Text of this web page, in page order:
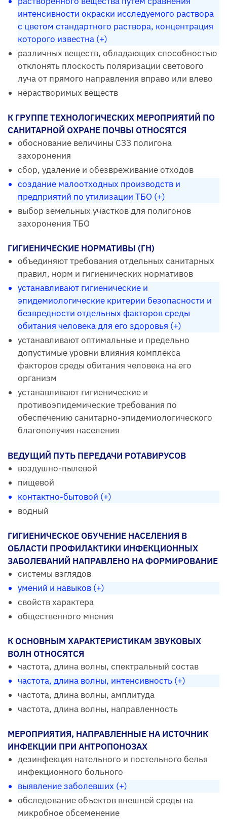
интенсивности окраски исследуемого раствора
с цветом стандартного раствора, концентрация
которого известна (+)
различных веществ, обладающих способностью
отклонять плоскость поляризации светового
луча от прямого направления вправо или влево
нерастворимых веществ
К ГРУППЕ ТЕХНОЛОГИЧЕСКИХ МЕРОПРИЯТИЙ ПО
САНИТАРНОЙ ОХРАНЕ ПОЧВЫ ОТНОСЯТСЯ
обоснование величины СЗЗ полигона
захоронения
сбор, удаление и обезвреживание отходов
создание малоотходных производств и
предприятий по утилизации ТБО (+)
выбор земельных участков для полигонов
захоронения ТБО
ГИГИЕНИЧЕСКИЕ НОРМАТИВЫ (ГН)
объединяют требования отдельных санитарных
правил, норм и гигиенических нормативов
устанавливают гигиенические и
эпидемиологические критерии безопасности и
безвредности отдельных факторов среды
обитания человека для его здоровья (+)
устанавливают оптимальные и предельно
допустимые уровни влияния комплекса
факторов среды обитания человека на его
организм
устанавливают гигиенические и
противоэпидемические требования по
обеспечению санитарно-эпидемиологического
благополучия населения
ВЕДУЩИЙ ПУТЬ ПЕРЕДАЧИ РОТАВИРУСОВ
воздушно-пылевой
пищевой
контактно-бытовой (+)
водный
ГИГИЕНИЧЕСКОЕ ОБУЧЕНИЕ НАСЕЛЕНИЯ В
ОБЛАСТИ ПРОФИЛАКТИКИ ИНФЕКЦИОННЫХ
ЗАБОЛЕВАНИЙ НАПРАВЛЕНО НА ФОРМИРОВАНИЕ
системы взглядов
умений и навыков (+)
свойств характера
общественного мнения
К ОСНОВНЫМ ХАРАКТЕРИСТИКАМ ЗВУКОВЫХ
ВОЛН ОТНОСЯТСЯ
частота, длина волны, спектральный состав
частота, длина волны, интенсивность (+)
частота, длина волны, амплитуда
частота, длина волны, направленность
МЕРОПРИЯТИЯ, НАПРАВЛЕННЫЕ НА ИСТОЧНИК
ИНФЕКЦИИ ПРИ АНТРОПОНОЗАХ
дезинфекция нательного и постельного белья
инфекционного больного
выявление заболевших (+)
обследование объектов внешней среды на
микробное обсеменение